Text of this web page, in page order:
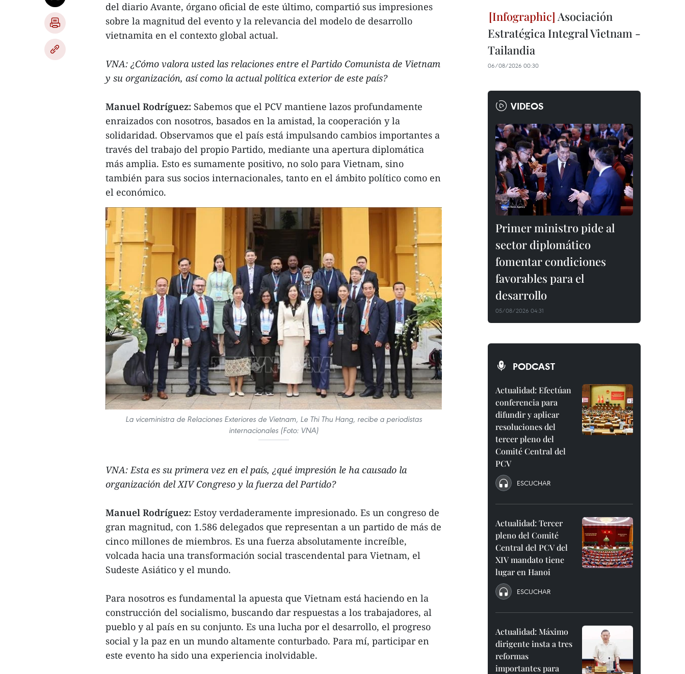
del diario Avante, órgano oficial de este último, compartió sus impresiones
sobre la magnitud del evento y la relevancia del modelo de desarrollo
vietnamita en el contexto global actual.
VNA: ¿Cómo valora usted las relaciones entre el Partido Comunista de Vietnam
y su organización, así como la actual política exterior de este país?
Manuel Rodríguez: Sabemos que el PCV mantiene lazos profundamente
enraizados con nosotros, basados en la amistad, la cooperación y la
solidaridad. Observamos que el país está impulsando cambios importantes a
través del trabajo del propio Partido, mediante una apertura diplomática
más amplia. Esto es sumamente positivo, no solo para Vietnam, sino
también para sus socios internacionales, tanto en el ámbito político como en
el económico.
La viceministra de Relaciones Exteriores de Vietnam, Le Thi Thu Hang, recibe a periodistas
internacionales (Foto: VNA)
VNA: Esta es su primera vez en el país, ¿qué impresión le ha causado la
organización del XIV Congreso y la fuerza del Partido?
Manuel Rodríguez: Estoy verdaderamente impresionado. Es un congreso de
gran magnitud, con 1.586 delegados que representan a un partido de más de
cinco millones de miembros. Es una fuerza absolutamente increíble,
volcada hacia una transformación social trascendental para Vietnam, el
Sudeste Asiático y el mundo.
Para nosotros es fundamental la apuesta que Vietnam está haciendo en la
construcción del socialismo, buscando dar respuestas a los trabajadores, al
pueblo y al país en su conjunto. Es una lucha por el desarrollo, el progreso
social y la paz en un mundo altamente conturbado. Para mí, participar en
este evento ha sido una experiencia inolvidable.
Asociación
Estratégica Integral Vietnam -
Tailandia
06/08/2026 00:30
VIDEOS
Primer ministro pide al
sector diplomático
fomentar condiciones
favorables para el
desarrollo
05/08/2026 04:31
PODCAST
Actualidad: Efectúan
conferencia para
difundir y aplicar
resoluciones del
tercer pleno del
Comité Central del
PCV
ESCUCHAR
Actualidad: Tercer
pleno del Comité
Central del PCV del
XIV mandato tiene
lugar en Hanoi
ESCUCHAR
Actualidad: Máximo
dirigente insta a tres
reformas
importantes para